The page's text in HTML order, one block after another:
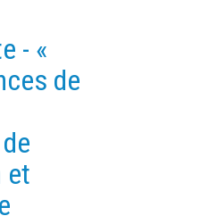
- «
de
et